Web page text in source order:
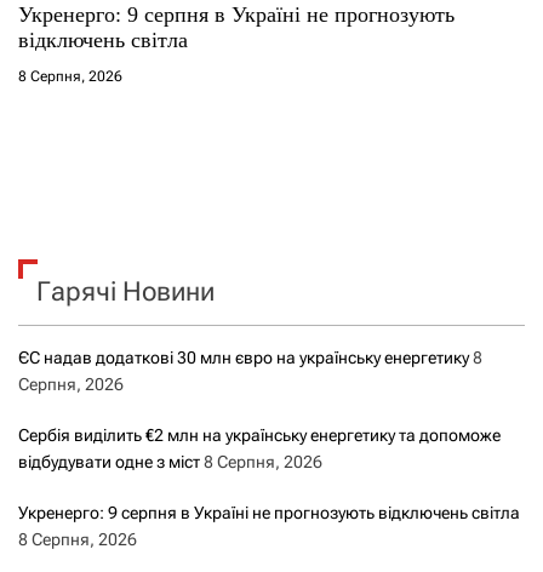
Укренерго: 9 серпня в Україні не прогнозують
відключень світла
8 Серпня, 2026
Гарячі Новини
ЄС надав додаткові 30 млн євро на українську енергетику8
Серпня, 2026
Сербія виділить €2 млн на українську енергетику та допоможе
відбудувати одне з міст8 Серпня, 2026
Укренерго: 9 серпня в Україні не прогнозують відключень світла
8 Серпня, 2026